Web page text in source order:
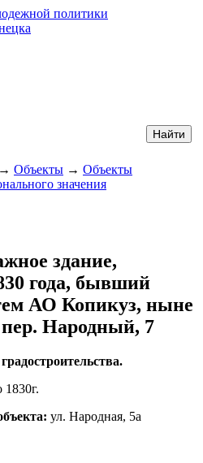
политики
→ Объекты → Объекты
значения
здание,
года, бывший
АО Копикуз, ныне
пер. Народный, 7
1830г.
ул. Народная, 5а